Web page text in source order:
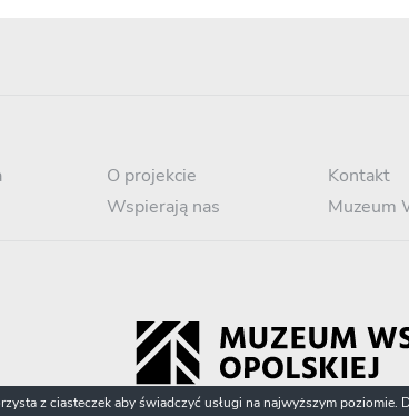
O projekcie
Wspierają nas
Kontakt
Muzeum
z ciasteczek aby świadczyć usługi na najwyższym